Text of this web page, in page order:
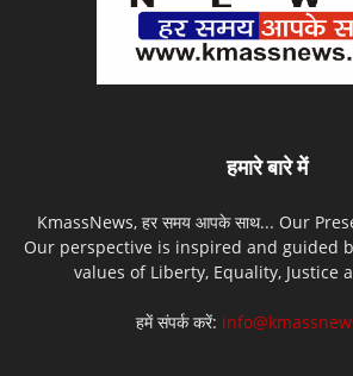
हमारे बारे में
KmassNews, हर समय आपके साथ... Our
Our perspective is inspired and guided
values of Liberty, Equality, Justice
हमें संपर्क करें: